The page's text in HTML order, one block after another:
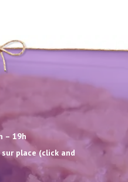
– 19h
place (click and